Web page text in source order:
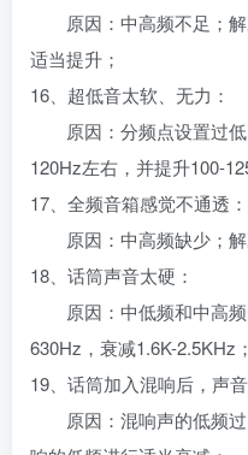
原因：中高频不足；解
适当提升；
16、超低音太软、无力：
原因：分频点设置过低
120Hz左右，并提升100-
17、全频音箱感觉不通透：
原因：中高频缺少；解
18、话筒声音太硬：
原因：中低频和中高频
630Hz，衰减1.6K-2.5KHz；
19、话筒加入混响后，声音
原因：混响声的低频过